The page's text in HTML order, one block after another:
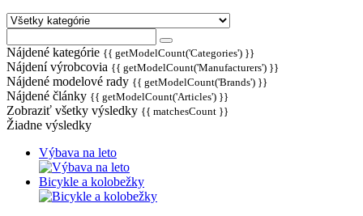
Nájdené kategórie {{ getModelCount('Categories') }}
Nájdení výrobcovia {{ getModelCount('Manufacturers') }}
Nájdené modelové rady {{ getModelCount('Brands') }}
Nájdené články {{ getModelCount('Articles') }}
Zobraziť všetky výsledky {{ matchesCount }}
Žiadne výsledky
Výbava na leto
Bicykle a kolobežky